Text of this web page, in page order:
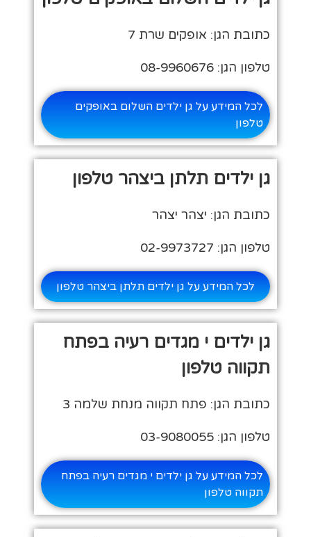
כתובת הגן: אופקים שרת 7
טלפון הגן: 08-9960676
לכל המידע על גן ילדים השלום באופקים
טלפון
גן ילדים תלתן ביצהר טלפון
כתובת הגן: יצהר יצהר
טלפון הגן: 02-9973727
לכל המידע על גן ילדים תלתן ביצהר טלפון
גן ילדים י מגדים רעיה בפתח
תקווה טלפון
כתובת הגן: פתח תקווה מנחת שלמה 3
טלפון הגן: 03-9080055
לכל המידע על גן ילדים י מגדים רעיה בפתח
תקווה טלפון